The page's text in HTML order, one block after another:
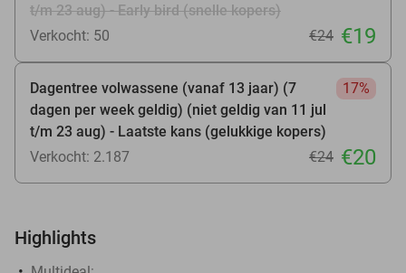
t/m 23 aug) - Early bird (snelle kopers)
Verkocht: 50 €24 €19
Dagentree volwassene (vanaf 13 jaar) (7
dagen per week geldig) (niet geldig van 11 jul
t/m 23 aug) - Laatste kans (gelukkige kopers)
17%
Verkocht: 2.187 €24 €20
Highlights